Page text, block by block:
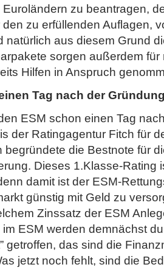
Euroländern zu beantragen,
den zu erfüllenden Auflagen,
natürlich aus diesem Grund
sorgen außerdem
Hilfen in Anspruch
Tag nach der
ESM schon einen Tag
der Ratingagentur Fitch für
begründete die Bestnote für
Dieses 1.Klasse-Rating
damit ist der ESM-
günstig mit Geld zu
Zinssatz der ESM
ESM werden demnächst
getroffen, das sind die
jetzt noch fehlt, sind die